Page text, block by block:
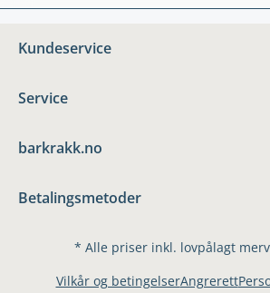
Kundeservice
Service
barkrakk.no
Betalingsmetoder
* Alle priser inkl. lovpålagt
Vilkår og betingelserAngrerett